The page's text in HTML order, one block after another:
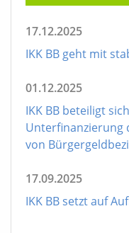
17.12.2025
IKK BB geht mit
01.12.2025
IKK BB beteiligt
Unterfinanzierung
von
17.09.2025
IKK BB setzt auf